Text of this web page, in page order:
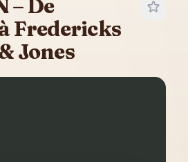
– De
Fredericks
Jones